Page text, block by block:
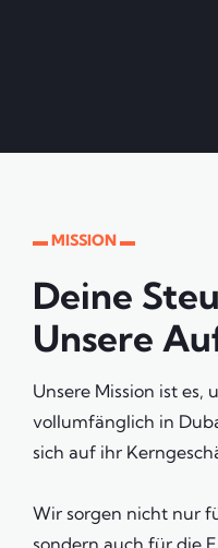
▬ MISSION ▬
Deine
Unsere
Unsere Mission ist es,
vollumfänglich in
sich auf ihr
Wir sorgen nicht nur
sondern auch für die